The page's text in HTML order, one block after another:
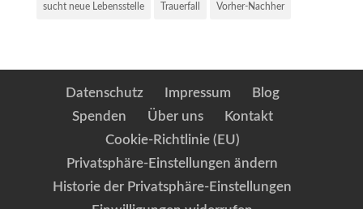
sucht neue Lebensstelle Trauerfall Vorher-Nachher
Datenschutz Impressum
Blog
Spenden
Über uns
Kontakt
Cookie-Richtlinie (EU)
Privatsphäre-Einstellungen ändern
Historie der Privatsphäre-Einstellungen